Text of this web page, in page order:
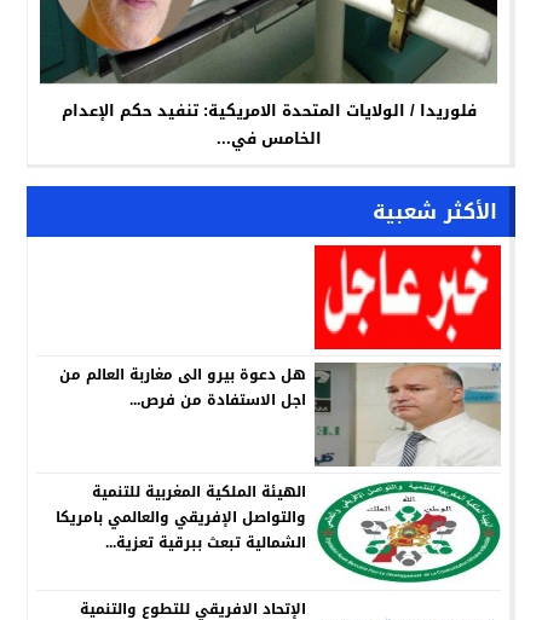
فلوريدا / الولايات المتحدة الامريكية: تنفيد حكم الإعدام
الخامس في...
الأكثر شعبية
هل دعوة بيرو الى مغاربة العالم من
اجل الاستفادة من فرص...
الهيئة الملكية المغربية للتنمية
والتواصل الإفريقي والعالمي بامريكا
الشمالية تبعث ببرقية تعزية...
الإتحاد الافريقي للتطوع والتنمية